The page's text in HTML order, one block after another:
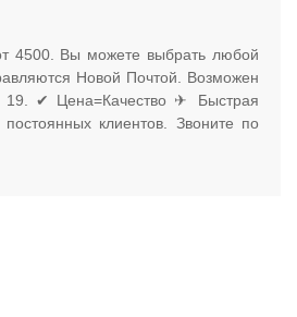
4500. Вы можете выбрать любой
Новой Почтой. Возможен
19. ✔ Цена=Качество ✈ Быстрая
клиентов. Звоните по